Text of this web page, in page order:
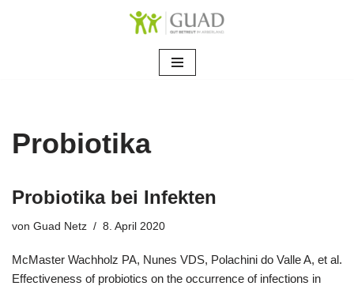
Probiotika
Probiotika bei Infekten
von Guad Netz 8. April 2020
McMaster Wachholz PA, Nunes VDS, Polachini do Valle A, et al.
Effectiveness of probiotics on the occurrence of infections in